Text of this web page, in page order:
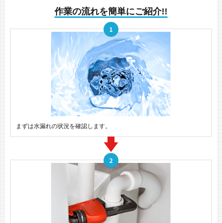
作業の流れを簡単にご紹介!!
まずは水漏れの状況を確認します。